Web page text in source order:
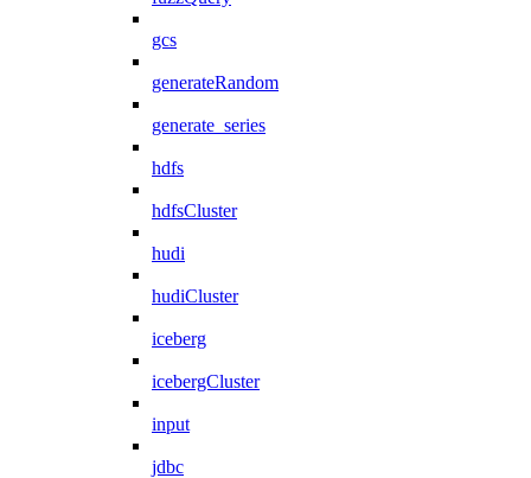
gcs
generateRandom
generate_series
hdfs
hdfsCluster
hudi
hudiCluster
iceberg
icebergCluster
input
jdbc